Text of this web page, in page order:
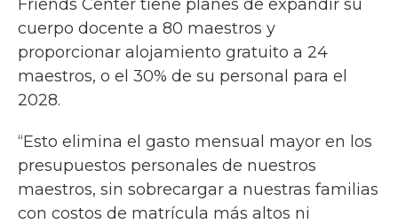
Friends Center tiene planes de expandir su
cuerpo docente a 80 maestros y
proporcionar alojamiento gratuito a 24
maestros, o el 30% de su personal para el
2028.
“Esto elimina el gasto mensual mayor en los
presupuestos personales de nuestros
maestros, sin sobrecargar a nuestras familias
con costos de matrícula más altos ni